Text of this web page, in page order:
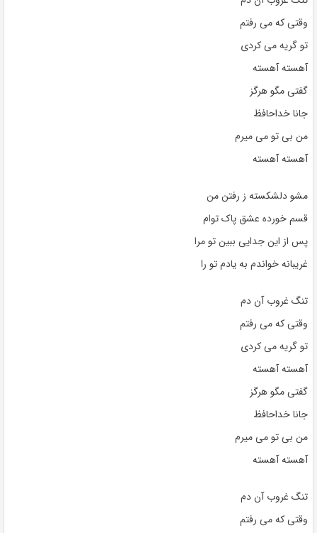
وقتی که می رفتم
تو گریه می کردی
آهسته آهسته
گفتی مگو هرگز
جانا خداحافظ
من بی تو می میرم
آهسته آهسته
مشو دلشکسته ز رفتن من
قسم خورده عشق پاک توام
پس از این جدایی ببین تو مرا
غریبانه خواندم به یادم تو را
تنگ غروب آن دم
وقتی که می رفتم
تو گریه می کردی
آهسته آهسته
گفتی مگو هرگز
جانا خداحافظ
من بی تو می میرم
آهسته آهسته
تنگ غروب آن دم
وقتی که می رفتم